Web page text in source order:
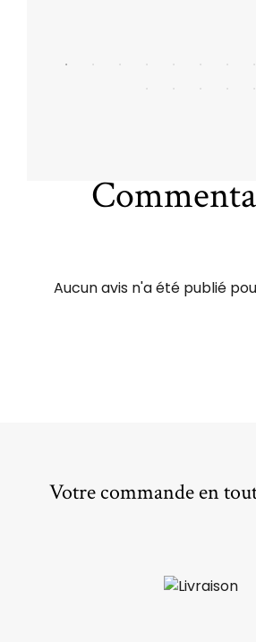
Aucun avis n'a été publié
Votre commande en